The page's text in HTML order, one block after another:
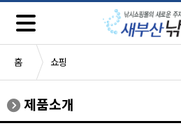
홈 쇼핑
제품소개